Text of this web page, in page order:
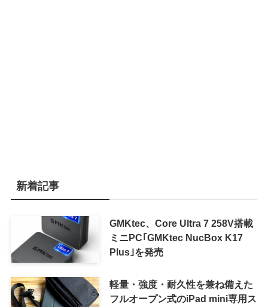
新着記事
GMKtec、Core Ultra 7 258V搭載
ミニPC｢GMKtec NucBox K17
Plus｣を発売
軽量・強度・耐久性を兼ね備えた
フルオープン式のiPad mini専用ス